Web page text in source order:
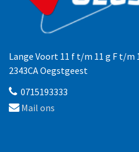
Lange Voort 11 f t/m 11 g F t/m
2343CA Oegstgeest
0715193333
Mail ons